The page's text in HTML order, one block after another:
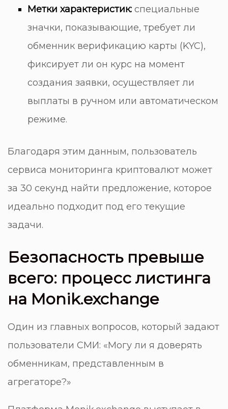
Метки характеристик:специальные
значки, показывающие, требует ли
обменник верификацию карты (KYC),
фиксирует ли он курс на момент
создания заявки, осуществляет ли
выплаты в ручном или автоматическом
режиме.
Благодаря этим данным, пользователь
сервиса мониторинга криптовалют может
за 30 секунд найти предложение, которое
идеально подходит под его текущие
задачи.
Безопасность превыше
всего: процесс листинга
на Monik.exchange
Один из главных вопросов, который задают
пользователи СМИ: «Могу ли я доверять
обменникам, представленным в
агрегаторе?»